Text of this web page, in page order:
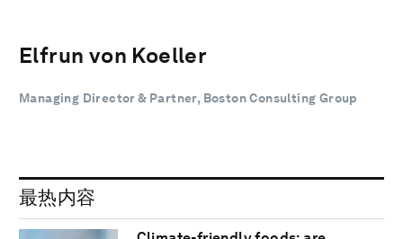
Elfrun von Koeller
Managing Director & Partner, Boston Consulting Group
最热内容